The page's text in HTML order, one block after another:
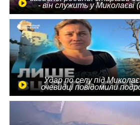
- він служить у Миколаєві
Удар по селу під
очевидці повідомили